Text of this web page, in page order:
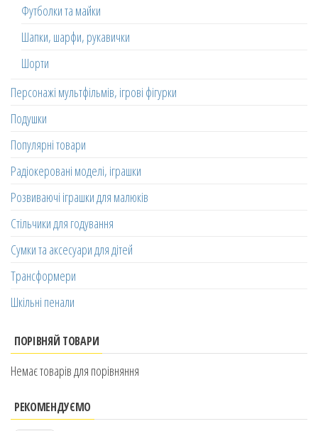
Футболки та майки
Шапки, шарфи, рукавички
Шорти
Персонажі мультфільмів, ігрові фігурки
Подушки
Популярні товари
Радіокеровані моделі, іграшки
Розвиваючі іграшки для малюків
Стільчики для годування
Сумки та аксесуари для дітей
Трансформери
Шкільні пенали
ПОРІВНЯЙ ТОВАРИ
Немає товарів для порівняння
РЕКОМЕНДУЄМО